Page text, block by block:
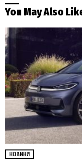
You May Also
НОВИНИ